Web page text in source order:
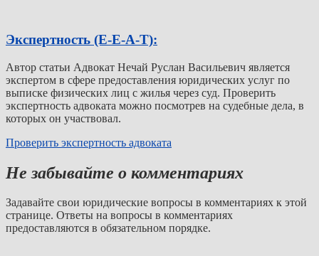
Экспертность (E-E-A-T):
Автор статьи Адвокат Нечай Руслан Васильевич является
экспертом в сфере предоставления юридических услуг по
выписке физических лиц с жилья через суд. Проверить
экспертность адвоката можно посмотрев на судебные дела, в
которых он участвовал.
Проверить экспертность адвоката
Не забывайте о комментариях
Задавайте свои юридические вопросы в комментариях к этой
странице. Ответы на вопросы в комментариях
предоставляются в обязательном порядке.